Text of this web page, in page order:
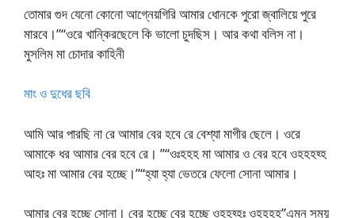
তোমার গুদ যেনো কোনো আগ্নেয়গিরি আমার ধোনকে পুরো জ্বালিয়ে পুরে
মারবে।”“ওরে খান্কিরছেলে কি ভালো চুদছিস। আর কথা বলিস না।
মুসলিম মা চোদার কাহিনী
মাং ও দুধের ছবি
আমি আর পারছি না রে আমার বের হবে রে বেশ্যা মাগীর ছেলে। ওরে
আমাকে ধর আমার বের হবে রে। ”“ওঃহহহ মা আমার ও বের হবে ওহহহহ্হ
আহঃ মা আমার বের হচ্ছে।”“হ্যা হ্যা ভেতরে ফেলো সোনা আমার।
আমার বের হচ্ছে সোনা। বের হচ্ছে বের হচ্ছে ওহহহ্হঃ ওহহহহ”এমন সময়